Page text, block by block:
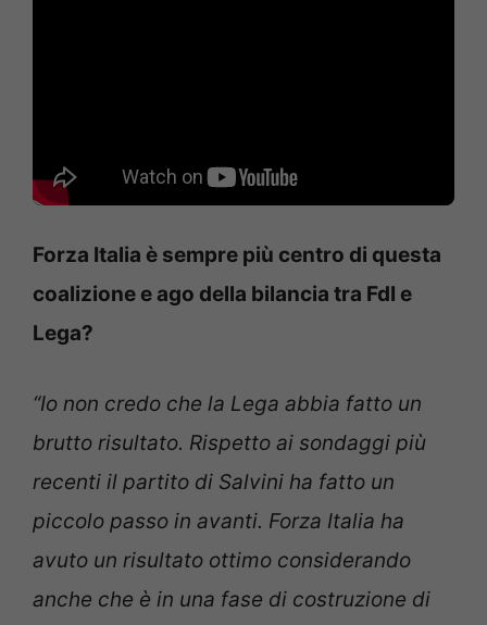
Forza Italia è sempre più centro di questa
coalizione e ago della bilancia tra FdI e
Lega?
“Io non credo che la Lega abbia fatto un
brutto risultato. Rispetto ai sondaggi più
recenti il partito di Salvini ha fatto un
piccolo passo in avanti. Forza Italia ha
avuto un risultato ottimo considerando
anche che è in una fase di costruzione di